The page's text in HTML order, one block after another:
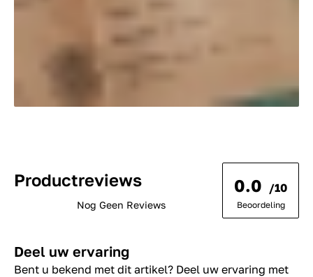
Productreviews
Nog Geen Reviews
0.0 /10
Beoordeling
Deel uw ervaring
Bent u bekend met dit artikel? Deel uw ervaring met